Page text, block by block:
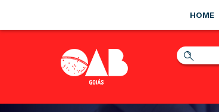
HOME